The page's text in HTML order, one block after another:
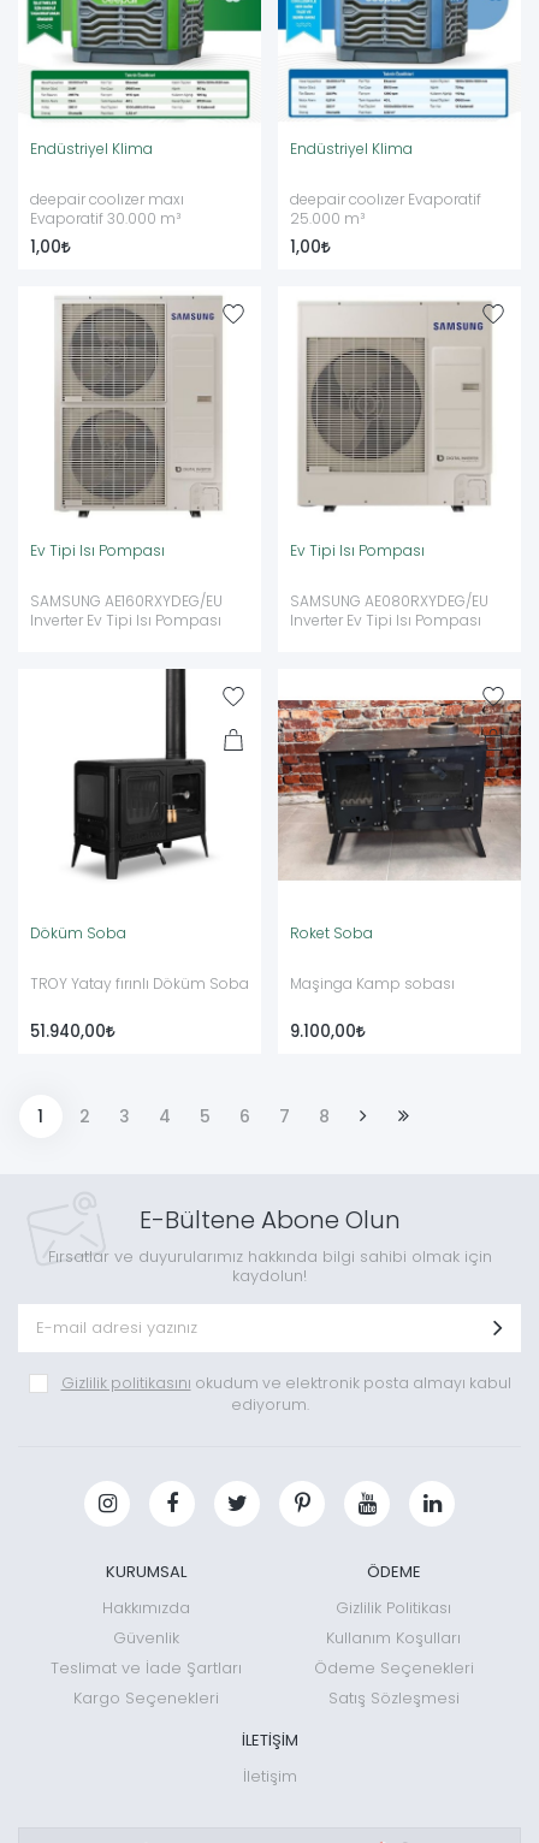
Endüstriyel Klima
deepair coolızer maxı
Evaporatif 30.000 m³
1,00
Endüstriyel Klima
deepair coolızer Evaporatif
25.000 m³
1,00
Ev Tipi Isı Pompası
SAMSUNG AE160RXYDEG/EU
Inverter Ev Tipi Isı Pompası
Ev Tipi Isı Pompası
SAMSUNG AE080RXYDEG/EU
Inverter Ev Tipi Isı Pompası
Döküm Soba
TROY Yatay fırınlı Döküm Soba
51.940,00
Roket Soba
Maşinga Kamp sobası
9.100,00
1 2 3 4 5 6 7 8
E-Bültene Abone Olun
Fırsatlar ve duyurularımız hakkında bilgi sahibi olmak için
kaydolun!
Gizlilik politikasını okudum ve elektronik posta almayı kabul
ediyorum.
KURUMSAL
Hakkımızda
Güvenlik
Teslimat ve İade Şartları
Kargo Seçenekleri
ÖDEME
Gizlilik Politikası
Kullanım Koşulları
Ödeme Seçenekleri
Satış Sözleşmesi
İLETİŞİM
İletişim